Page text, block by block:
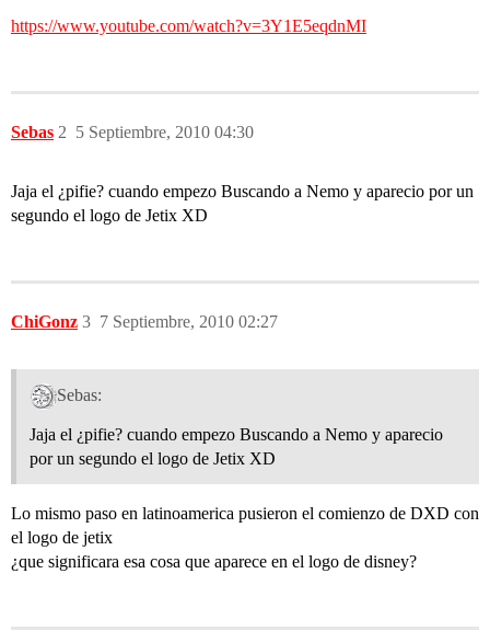
https://www.youtube.com/watch?v=3Y1E5eqdnMI
Sebas 5 Septiembre, 2010 04:30
2
Jaja el ¿pifie? cuando empezo Buscando a Nemo y aparecio por un
segundo el logo de Jetix XD
ChiGonz 7 Septiembre, 2010 02:27
3
Sebas:
Jaja el ¿pifie? cuando empezo Buscando a Nemo y aparecio
por un segundo el logo de Jetix XD
Lo mismo paso en latinoamerica pusieron el comienzo de DXD con
el logo de jetix
¿que significara esa cosa que aparece en el logo de disney?